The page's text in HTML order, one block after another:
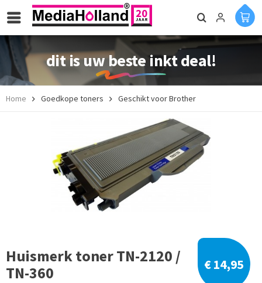
dit is uw beste inkt deal!
Home Goedkope toners Geschikt voor Brother
Huismerk toner TN-2120 /
TN-360
€ 14,95